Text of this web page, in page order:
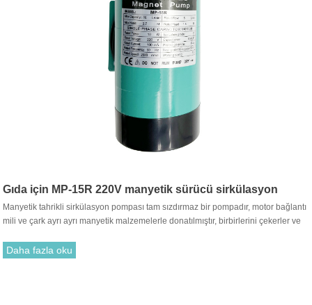
Gıda için MP-15R 220V manyetik sürücü sirkülasyon
pompası
Manyetik tahrikli sirkülasyon pompası tam sızdırmaz bir pompadır, motor bağlantı
mili ve çark ayrı ayrı manyetik malzemelerle donatılmıştır, birbirlerini çekerler ve
dönüşü, tahrik mıknatısı ile tahrik mıknatısı arasındaki çekim yoluyla dönmesi için
Daha fazla oku